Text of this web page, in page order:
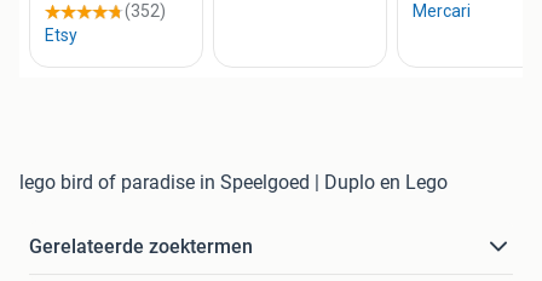
lego bird of paradise in Speelgoed | Duplo en Lego
Gerelateerde zoektermen